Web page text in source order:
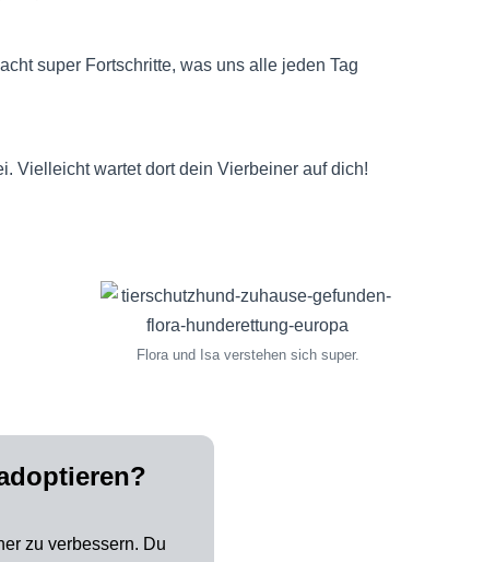
super Fortschritte, was uns alle jeden Tag
Vielleicht wartet dort dein Vierbeiner auf dich!
Flora und Isa verstehen sich super.
zu verbessern. Du